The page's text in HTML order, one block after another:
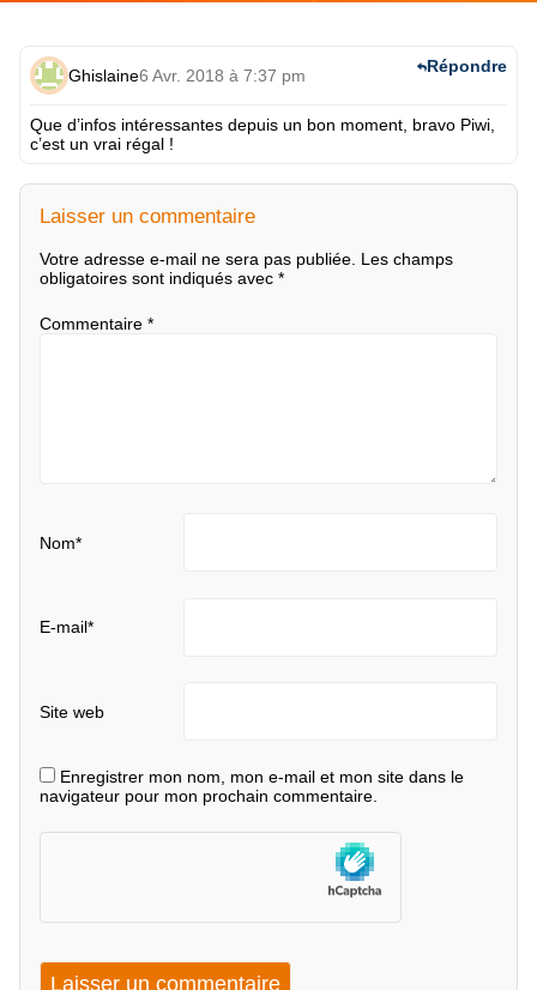
Ghislaine6 Avr. 2018 à 7:37 pm
Que d’infos intéressantes depuis un bon moment, bravo Piwi,
c’est un vrai régal !
Répondre
Laisser un commentaire
Votre adresse e-mail ne sera pas publiée. Les champs
obligatoires sont indiqués avec *
Commentaire *
Nom*
E-mail*
Site web
Enregistrer mon nom, mon e-mail et mon site dans le
navigateur pour mon prochain commentaire.